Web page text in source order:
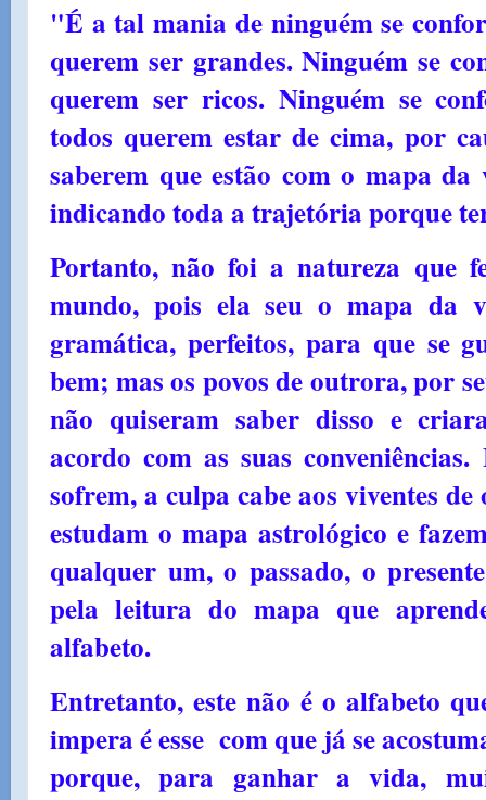
"É a tal mania de ninguém se
querem ser grandes. Ninguém se
querem ser ricos. Ninguém se
todos querem estar de cima, por
saberem que estão com o mapa
indicando toda a trajetória porque
Portanto, não foi a natureza que
mundo, pois ela seu o mapa da
gramática, perfeitos, para que se
bem; mas os povos de outrora, por
não quiseram saber disso e
acordo com as suas
sofrem, a culpa cabe aos viventes
estudam o mapa astrológico e
qualquer um, o passado, o
pela leitura do mapa que
alfabeto.
Entretanto, este não é o alfabeto
impera é esse com que já se
porque, para ganhar a vida,